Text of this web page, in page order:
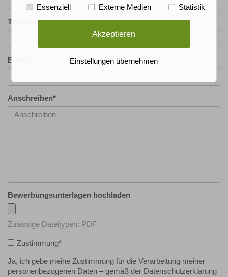
Telefon
E-Mail
Anschreiben*
Bewerbungsunterlagen hochladen
Zulässige Dateitypen: PDF
Zustimmung*
Ja, ich gebe meine Zustimmung für die Verarbeitung meiner
personenbezogenen Daten – gemäß der Datenschutzerklärung
Essenziell Externe Medien Statistik
Akzeptieren
Einstellungen übernehmen